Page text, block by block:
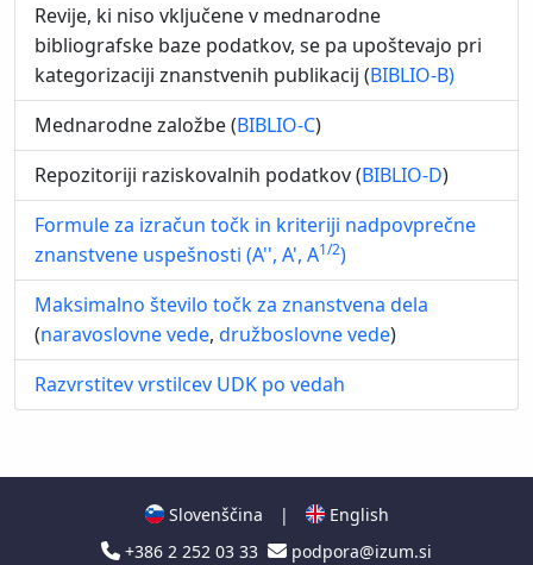
Revije, ki niso vključene v mednarodne
bibliografske baze podatkov, se pa upoštevajo pri
kategorizaciji znanstvenih publikacij (BIBLIO-B)
Mednarodne založbe (BIBLIO-C)
Repozitoriji raziskovalnih podatkov (BIBLIO-D)
Formule za izračun točk in kriteriji nadpovprečne
znanstvene uspešnosti (A'', A', A1/2)
Maksimalno število točk za znanstvena dela
(naravoslovne vede, družboslovne vede)
Razvrstitev vrstilcev UDK po vedah
Slovenščina |
English
+386 2 252 03 33
podpora@izum.si